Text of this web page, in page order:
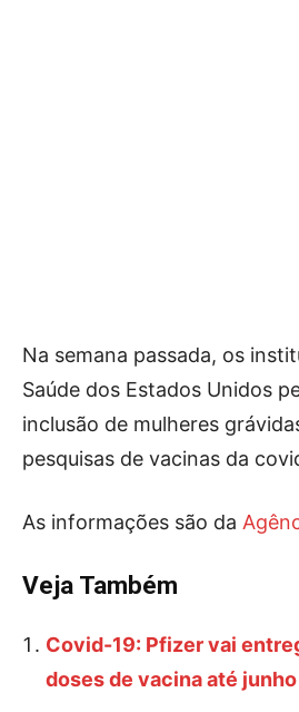
Na semana passada, os
Saúde dos Estados Unidos
inclusão de mulheres
pesquisas de vacinas da
As informações são da
Veja Também
Covid-19: Pfizer vai
doses de vacina até junho